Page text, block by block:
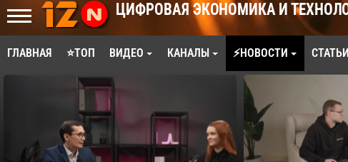
ЦИФРОВАЯ ЭКОНОМИКА И
ГЛАВНАЯ ⭐ТОП ВИДЕО КАНАЛЫ ⚡НОВОСТИ СТАТЬИ